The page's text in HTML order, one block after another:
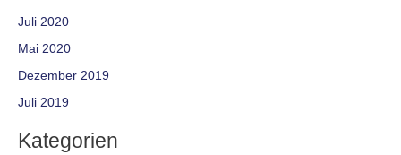
Juli 2020
Mai 2020
Dezember 2019
Juli 2019
Kategorien